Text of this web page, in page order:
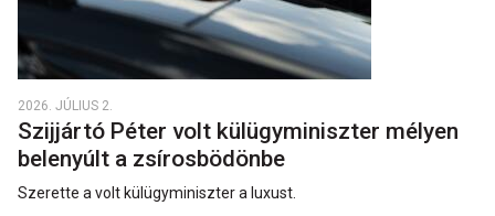
2026. JÚLIUS 2.
Szijjártó Péter volt külügyminiszter mélyen
belenyúlt a zsírosbödönbe
Szerette a volt külügyminiszter a luxust.